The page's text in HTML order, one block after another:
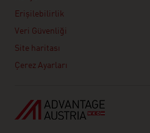
Erişilebilirlik
Veri Güvenliği
Site haritası
Çerez Ayarları